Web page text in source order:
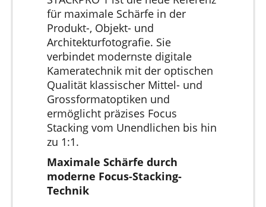
für maximale Schärfe in der
Produkt-, Objekt- und
Architekturfotografie. Sie
verbindet modernste digitale
Kameratechnik mit der optischen
Qualität klassischer Mittel- und
Grossformatoptiken und
ermöglicht präzises Focus
Stacking vom Unendlichen bis hin
zu 1:1.
Maximale Schärfe durch
moderne Focus-Stacking-
Technik